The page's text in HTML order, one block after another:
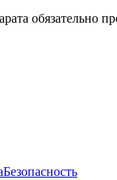
обязательно
Безопасность